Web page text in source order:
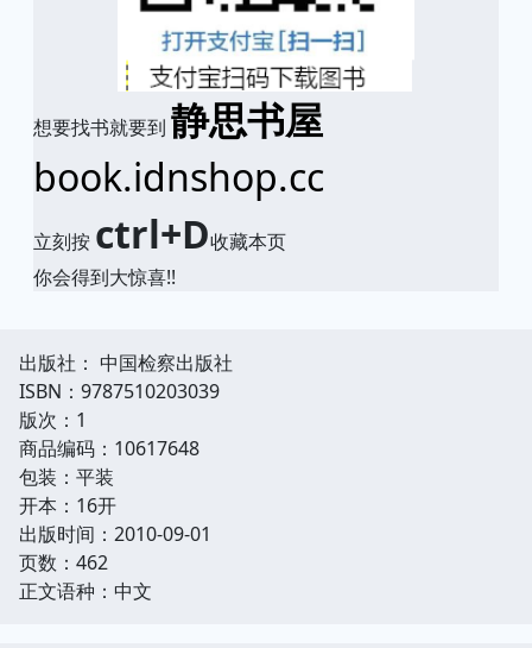
想要找书就要到 静思书屋
book.idnshop.cc
立刻按 ctrl+D收藏本页
你会得到大惊喜!!
出版社： 中国检察出版社
ISBN：9787510203039
版次：1
商品编码：10617648
包装：平装
开本：16开
出版时间：2010-09-01
页数：462
正文语种：中文